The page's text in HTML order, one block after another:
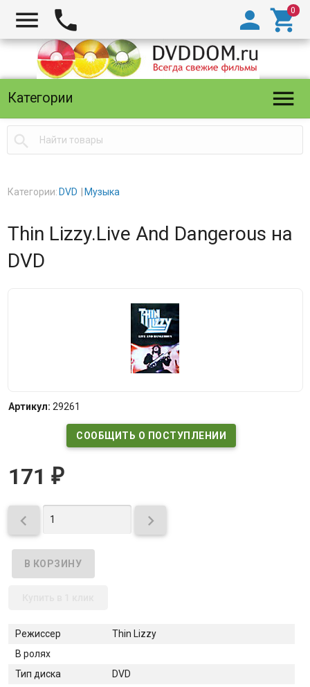
  

Категории 

Категории: DVD Музыка
Thin Lizzy.Live And Dangerous на
DVD
Артикул: 29261
СООБЩИТЬ О ПОСТУПЛЕНИИ
171 ₽
 
Режиссер
Thin Lizzy
В ролях
Тип диска
DVD